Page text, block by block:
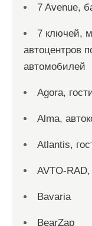
7 Avenue,
7 ключей,
автоцентров
автомобилей
Agora,
Alma,
Atlantis,
AVTO-
Bavaria
BearZap